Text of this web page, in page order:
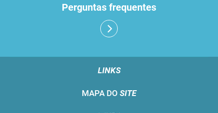
Perguntas frequentes
LINKS
MAPA DO SITE